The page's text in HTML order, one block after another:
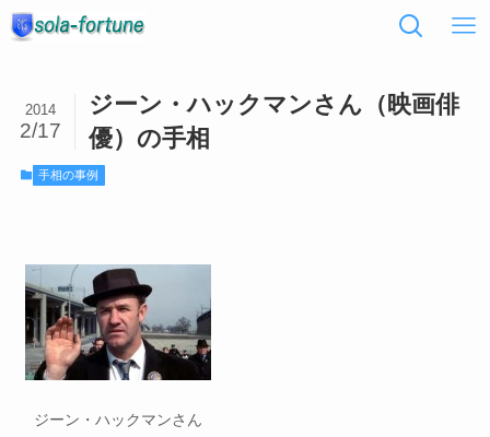
ジーン・ハックマンさん（映画俳
優）の手相
2014
2/17
手相の事例
ジーン・ハックマンさん